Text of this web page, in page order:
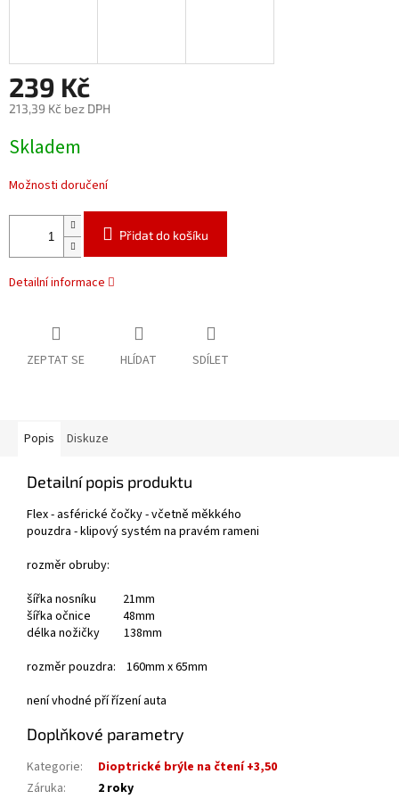
239 Kč
213,39 Kč bez DPH
cena:
Skladem
Možnosti doručení
Přidat do košíku
Detailní informace
ZEPTAT SE HLÍDAT SDÍLET
Popis Diskuze
Detailní popis produktu
Flex - asférické čočky - včetně měkkého
pouzdra - klipový systém na pravém rameni
rozměr obruby:
šířka nosníku 21mm
šířka očnice 48mm
délka nožičky 138mm
rozměr pouzdra: 160mm x 65mm
není vhodné pří řízení auta
Doplňkové parametry
Kategorie:
Dioptrické brýle na čtení +3,50
Záruka:
2 roky